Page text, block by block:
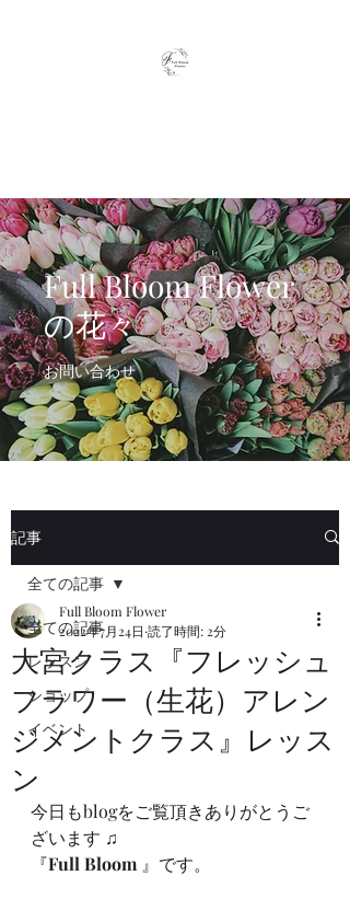
Full Bloom Flower
の花々
お問い合わせ
記事
全ての記事
レッスン
ショップ
イベント
全ての記事
大宮クラス『フレッシュ
フラワー（生花）アレン
ジメントクラス』レッス
ン
Full Bloom Flower
2022年7月24日 読了時間: 2分
今日もblogをご覧頂きありがとうご
ざいます ♫
『Full Bloom 』です。